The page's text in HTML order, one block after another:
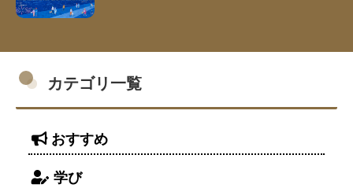
カテゴリ一覧
おすすめ
学び